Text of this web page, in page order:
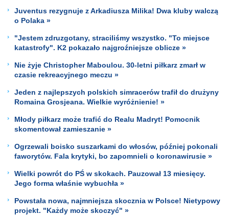
Juventus rezygnuje z Arkadiusza Milika! Dwa kluby walczą
o Polaka »
"Jestem zdruzgotany, straciliśmy wszystko. "To miejsce
katastrofy". K2 pokazało najgroźniejsze oblicze »
Nie żyje Christopher Maboulou. 30-letni piłkarz zmarł w
czasie rekreacyjnego meczu »
Jeden z najlepszych polskich simracerów trafił do drużyny
Romaina Grosjeana. Wielkie wyróżnienie! »
Młody piłkarz może trafić do Realu Madryt! Pomocnik
skomentował zamieszanie »
Ogrzewali boisko suszarkami do włosów, później pokonali
faworytów. Fala krytyki, bo zapomnieli o koronawirusie »
Wielki powrót do PŚ w skokach. Pauzował 13 miesięcy.
Jego forma właśnie wybuchła »
Powstała nowa, najmniejsza skocznia w Polsce! Nietypowy
projekt. "Każdy może skoczyć" »